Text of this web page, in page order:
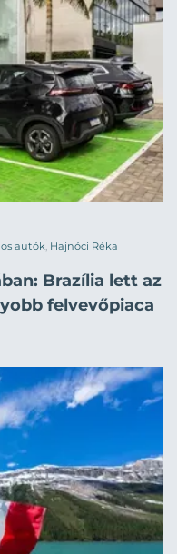
autók, Hajnóci Réka
Brazília lett az
felvevőpiaca